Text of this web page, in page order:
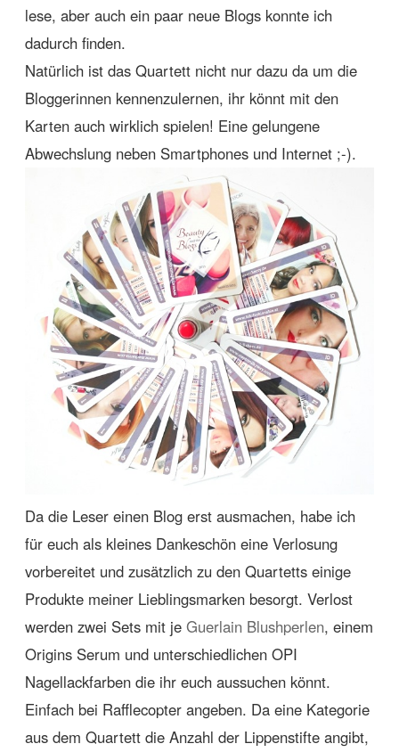
lese, aber auch ein paar neue Blogs konnte ich
dadurch finden.
Natürlich ist das Quartett nicht nur dazu da um die
Bloggerinnen kennenzulernen, ihr könnt mit den
Karten auch wirklich spielen! Eine gelungene
Abwechslung neben Smartphones und Internet ;-).
Da die Leser einen Blog erst ausmachen, habe ich
für euch als kleines Dankeschön eine Verlosung
vorbereitet und zusätzlich zu den Quartetts einige
Produkte meiner Lieblingsmarken besorgt. Verlost
werden zwei Sets mit je Guerlain Blushperlen, einem
Origins Serum und unterschiedlichen OPI
Nagellackfarben die ihr euch aussuchen könnt.
Einfach bei Rafflecopter angeben. Da eine Kategorie
aus dem Quartett die Anzahl der Lippenstifte angibt,